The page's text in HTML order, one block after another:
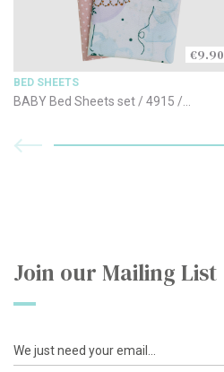
€9.90
BED SHEETS
BABY Bed Sheets set / 4915 /
Join our Mailing List